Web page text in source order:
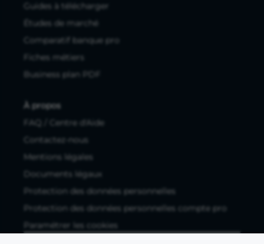
Guides à télécharger
Études de marché
Comparatif banque pro
Fiches métiers
Business plan PDF
À propos
FAQ / Centre d'Aide
Contactez-nous
Mentions légales
Documents légaux
Protection des données personnelles
Protection des données personnelles compte pro
Paramétrer les cookies